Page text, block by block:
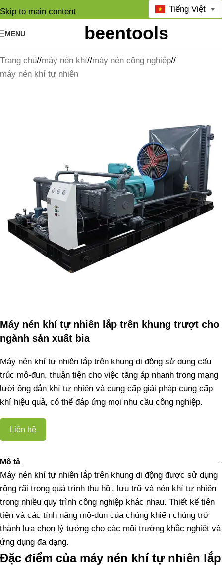
Skip to main content
MENU
Tiếng Việt
Trang chủ/ máy nén khí/ máy nén công nghiệp/
máy nén khí tự nhiên
Máy nén khí tự nhiên lắp trên khung trượt cho
ngành sản xuất bia
Máy nén khí tự nhiên lắp trên khung di động sử dụng cấu
trúc mô-đun, thuận tiện cho việc tăng áp nhanh trong mạng
lưới ống dẫn khí tự nhiên và cung cấp giải pháp cung cấp
khí hiệu quả, có thể đáp ứng mọi nhu cầu công nghiệp.
Liên hệ
Mô tả
Máy nén khí tự nhiên lắp trên khung di động được sử dụng
rộng rãi trong quá trình thu hồi, lưu trữ và nén khí tự nhiên
trong nhiều quy trình công nghiệp khác nhau. Thiết kế tiên
tiến và các tính năng mô-đun của chúng khiến chúng trở
thành lựa chọn lý tưởng cho các môi trường khắc nghiệt và
ứng dụng đa dạng.
Đặc điểm của máy nén khí tự nhiên lắp